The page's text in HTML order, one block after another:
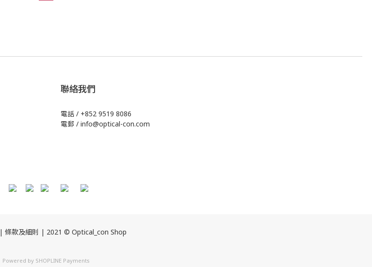
聯絡我們
電話 / +852 9519 8086
電郵 / info@optical-con.com
| 條款及細則 | 2021 © Optical_con Shop
Powered by SHOPLINE Payments